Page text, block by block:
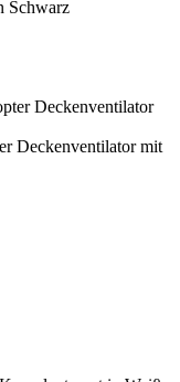
Schwarz
Deckenventilator mit